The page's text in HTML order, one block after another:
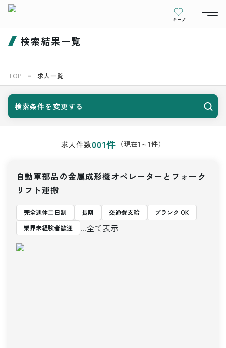
キープ
検索結果一覧
TOP 求人一覧
検索条件を変更する
求人件数001件 （現在1 ～1件）
自動車部品の金属成形機オペレーターとフォーク
リフト運搬
完全週休二日制 長期 交通費支給
ブランク OK
業界未経験者歓迎
...全て表示